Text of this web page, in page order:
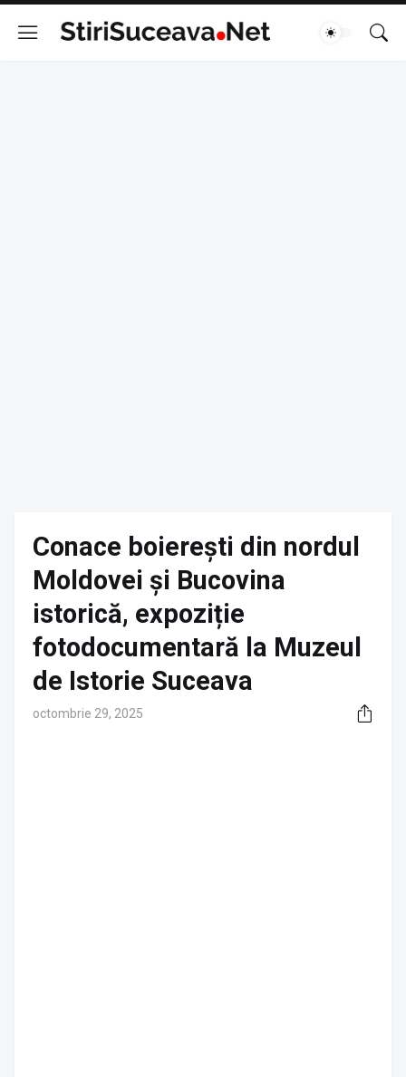
Conace boierești din nordul
Moldovei și Bucovina
istorică, expoziție
fotodocumentară la Muzeul
de Istorie Suceava
octombrie 29, 2025